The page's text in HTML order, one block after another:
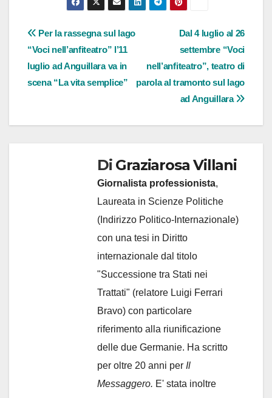
Navigazione
articoli
Dal 4 luglio al 26
settembre “Voci
nell’anfiteatro”, teatro di
parola al tramonto sul lago
ad Anguillara
Per la rassegna sul lago
“Voci nell’anfiteatro” l’11
luglio ad Anguillara va in
scena “La vita semplice”
Di Graziarosa Villani
Giornalista professionista,
Laureata in Scienze Politiche
(Indirizzo Politico-Internazionale)
con una tesi in Diritto
internazionale dal titolo
"Successione tra Stati nei
Trattati" (relatore Luigi Ferrari
Bravo) con particolare
riferimento alla riunificazione
delle due Germanie. Ha scritto
per oltre 20 anni per Il
Messaggero. E' stata inoltre